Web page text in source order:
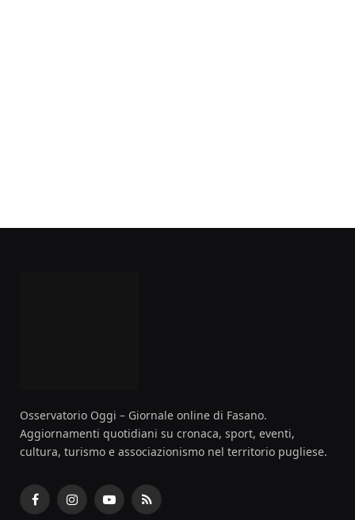
Osservatorio Oggi – Giornale online di Fasano.
Aggiornamenti quotidiani su cronaca, sport, eventi,
cultura, turismo e associazionismo nel territorio pugliese.
FacebookInstagramYouTubeRSS